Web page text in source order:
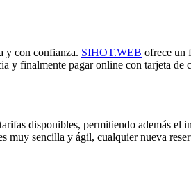
y con confianza. SIHOT.WEB ofrece un
y finalmente pagar online con tarjeta
disponibles, permitiendo además el
sencilla y ágil, cualquier nueva